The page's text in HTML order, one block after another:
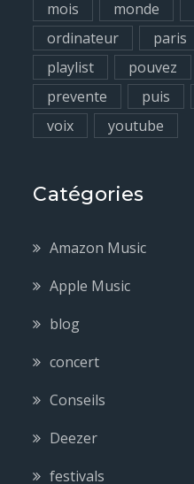
mois
monde
ordinateur
paris
playlist
pouvez
prevente
puis
voix
youtube
Catégories
Amazon Music
Apple Music
blog
concert
Conseils
Deezer
festivals